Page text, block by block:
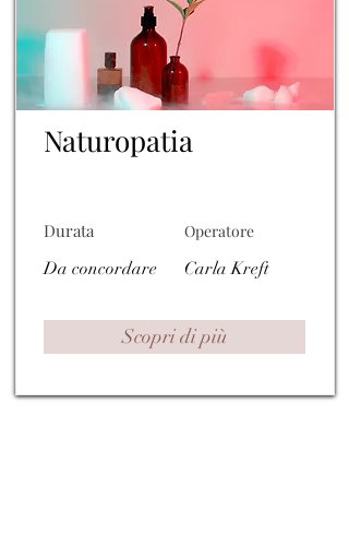
Naturopatia
Durata
Da concordare
Operatore
Carla Kreft
Scopri di più